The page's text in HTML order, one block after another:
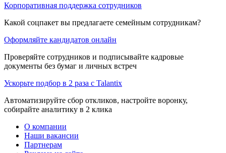
Корпоративная поддержка сотрудников
Какой соцпакет вы предлагаете семейным сотрудникам?
Оформляйте кандидатов онлайн
Проверяйте сотрудников и подписывайте кадровые
документы без бумаг и личных встреч
Ускорьте подбор в 2 раза с Talantix
Автоматизируйте сбор откликов, настройте воронку,
собирайте аналитику в 2 клика
О компании
Наши вакансии
Партнерам